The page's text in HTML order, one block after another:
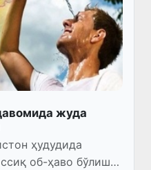
жуда
ҳудудида
об-ҳаво бўлиши